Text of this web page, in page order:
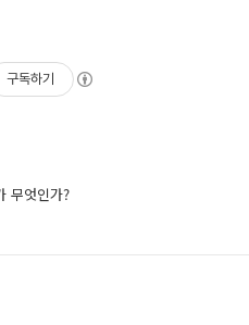
구독하기
무엇인가?